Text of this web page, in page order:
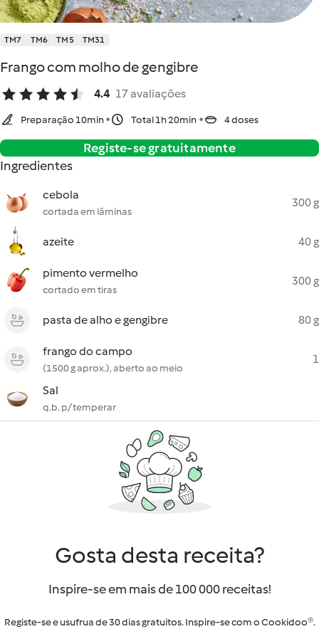
TM7 TM6 TM5 TM31
Frango com molho de gengibre
4.4 17 avaliações
Preparação 10min Total 1h 20min 4 doses
Registe-se gratuitamente
Ingredientes
cebola
cortada em lâminas
300 g
azeite 40 g
pimento vermelho
cortado em tiras
300 g
pasta de alho e gengibre 80 g
frango do campo
(1500 g aprox.), aberto ao meio
1
Sal
q.b. p/ temperar
Gosta desta receita?
Inspire-se em mais de 100 000 receitas!
Registe-se e usufrua de 30 dias gratuitos. Inspire-se com o Cookidoo®.